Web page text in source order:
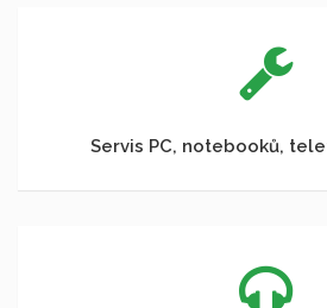
Servis PC, notebooků,